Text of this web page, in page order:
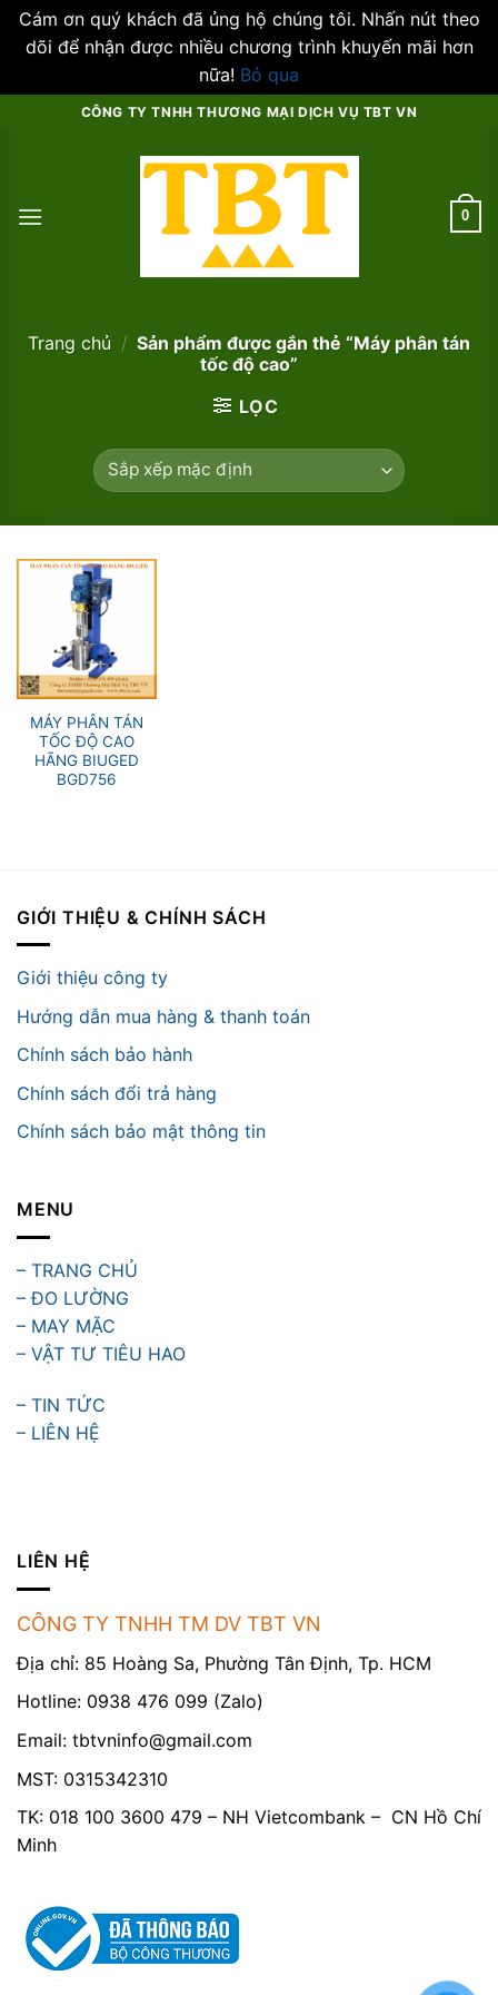
Cám ơn quý khách đã ủng hộ chúng tôi. Nhấn nút theo
dõi để nhận được nhiều chương trình khuyến mãi hơn
nữa! Bỏ qua
CÔNG TY TNHH THƯƠNG MẠI DỊCH VỤ TBT VN
0
Trang chủ / Sản phẩm được gắn thẻ “Máy phân tán
tốc độ cao”
LỌC
MÁY PHÂN TÁN
TỐC ĐỘ CAO
HÃNG BIUGED
BGD756
GIỚI THIỆU & CHÍNH SÁCH
Giới thiệu công ty
Hướng dẫn mua hàng & thanh toán
Chính sách bảo hành
Chính sách đổi trả hàng
Chính sách bảo mật thông tin
MENU
– TRANG CHỦ
– ĐO LƯỜNG
– MAY MẶC
– VẬT TƯ TIÊU HAO
– TIN TỨC
– LIÊN HỆ
LIÊN HỆ
CÔNG TY TNHH TM DV TBT VN
Địa chỉ: 85 Hoàng Sa, Phường Tân Định, Tp. HCM
Hotline: 0938 476 099 (Zalo)
Email: tbtvninfo@gmail.com
MST: 0315342310
TK: 018 100 3600 479 – NH Vietcombank – CN Hồ Chí
Minh